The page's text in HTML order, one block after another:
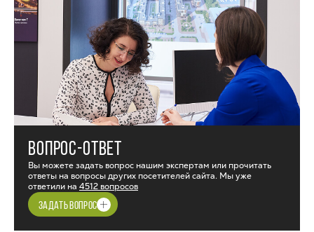
ВОПРОС-ОТВЕТ
Вы можете задать вопрос нашим экспертам или прочитать
ответы на вопросы других посетителей сайта. Мы уже
ответили на 4512 вопросов
ЗАДАТЬ ВОПРОС